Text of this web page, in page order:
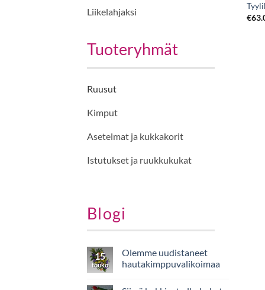
Liikelahjaksi
Tuoteryhmät
Ruusut
Kimput
Asetelmat ja kukkakorit
Istutukset ja ruukkukukat
Blogi
15
touko
Olemme uudistaneet
hautakimppuvalikoimaa
€